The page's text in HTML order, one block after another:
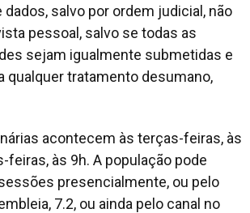
salvo por ordem judicial, não
pessoal, salvo se todas as
sejam igualmente submetidas e
qualquer tratamento desumano,
acontecem às terças-feiras, às
feiras, às 9h. A população pode
presencialmente, ou pelo
7.2, ou ainda pelo canal no